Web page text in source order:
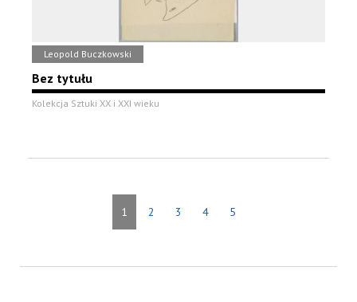
Leopold Buczkowski
Bez tytułu
Kolekcja Sztuki XX i XXI wieku
1 2 3 4 5